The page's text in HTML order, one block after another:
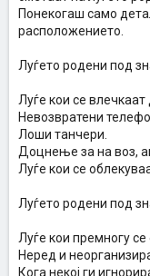
Понекогаш само
расположението.
Луѓето родени под
Луѓе кои се влечкаат
Невозвратени
Лоши танчери.
Доцнење за на воз,
Луѓе кои се
Луѓето родени под
Луѓе кои премногу се
Неред и
Кога некој ги